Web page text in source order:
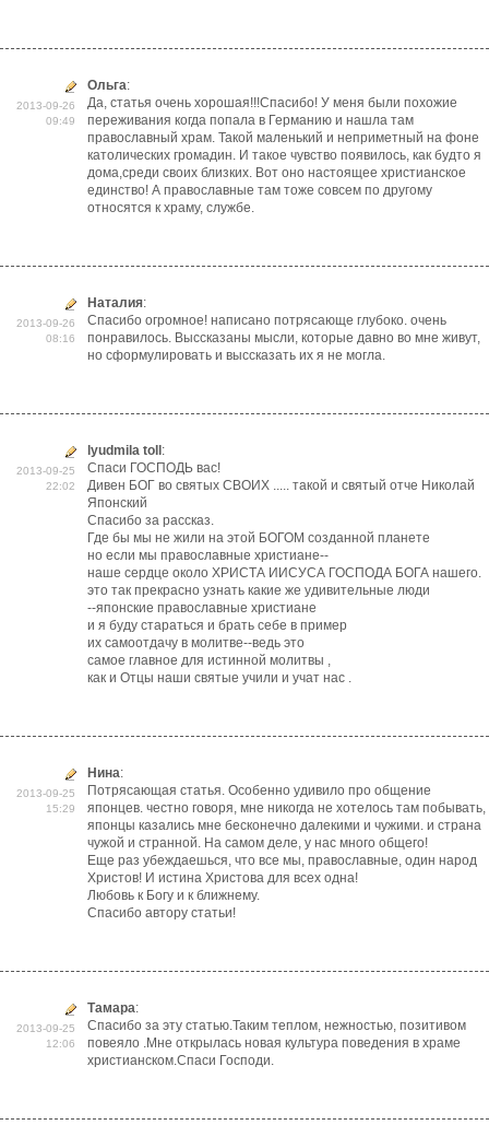
2013-09-26
09:49
Ольга:
Да, статья очень хорошая!!!Спасибо! У меня были похожие
переживания когда попала в Германию и нашла там
православный храм. Такой маленький и неприметный на фоне
католических громадин. И такое чувство появилось, как будто я
дома,среди своих близких. Вот оно настоящее христианское
единство! А православные там тоже совсем по другому
относятся к храму, службе.
2013-09-26
08:16
Наталия:
Спасибо огромное! написано потрясающе глубоко. очень
понравилось. Выссказаны мысли, которые давно во мне живут,
но сформулировать и выссказать их я не могла.
2013-09-25
22:02
lyudmila toll :
Спаси ГОСПОДЬ вас!
Дивен БОГ во святых СВОИХ ..... такой и святый отче Николай
Японский
Спасибо за рассказ.
Где бы мы не жили на этой БОГОМ созданной планете
но если мы православные христиане--
наше сердце около ХРИСТА ИИСУСА ГОСПОДА БОГА нашего.
это так прекрасно узнать какие же удивительные люди
--японские православные христиане
и я буду стараться и брать себе в пример
их самоотдачу в молитве--ведь это
самое главное для истинной молитвы ,
как и Отцы наши святые учили и учат нас .
2013-09-25
15:29
Нина:
Потрясающая статья. Особенно удивило про общение
японцев. честно говоря, мне никогда не хотелось там побывать,
японцы казались мне бесконечно далекими и чужими. и страна
чужой и странной. На самом деле, у нас много общего!
Еще раз убеждаешься, что все мы, православные, один народ
Христов! И истина Христова для всех одна!
Любовь к Богу и к ближнему.
Спасибо автору статьи!
2013-09-25
12:06
Тамара:
Спасибо за эту статью.Таким теплом, нежностью, позитивом
повеяло .Мне открылась новая культура поведения в храме
христианском.Спаси Господи.